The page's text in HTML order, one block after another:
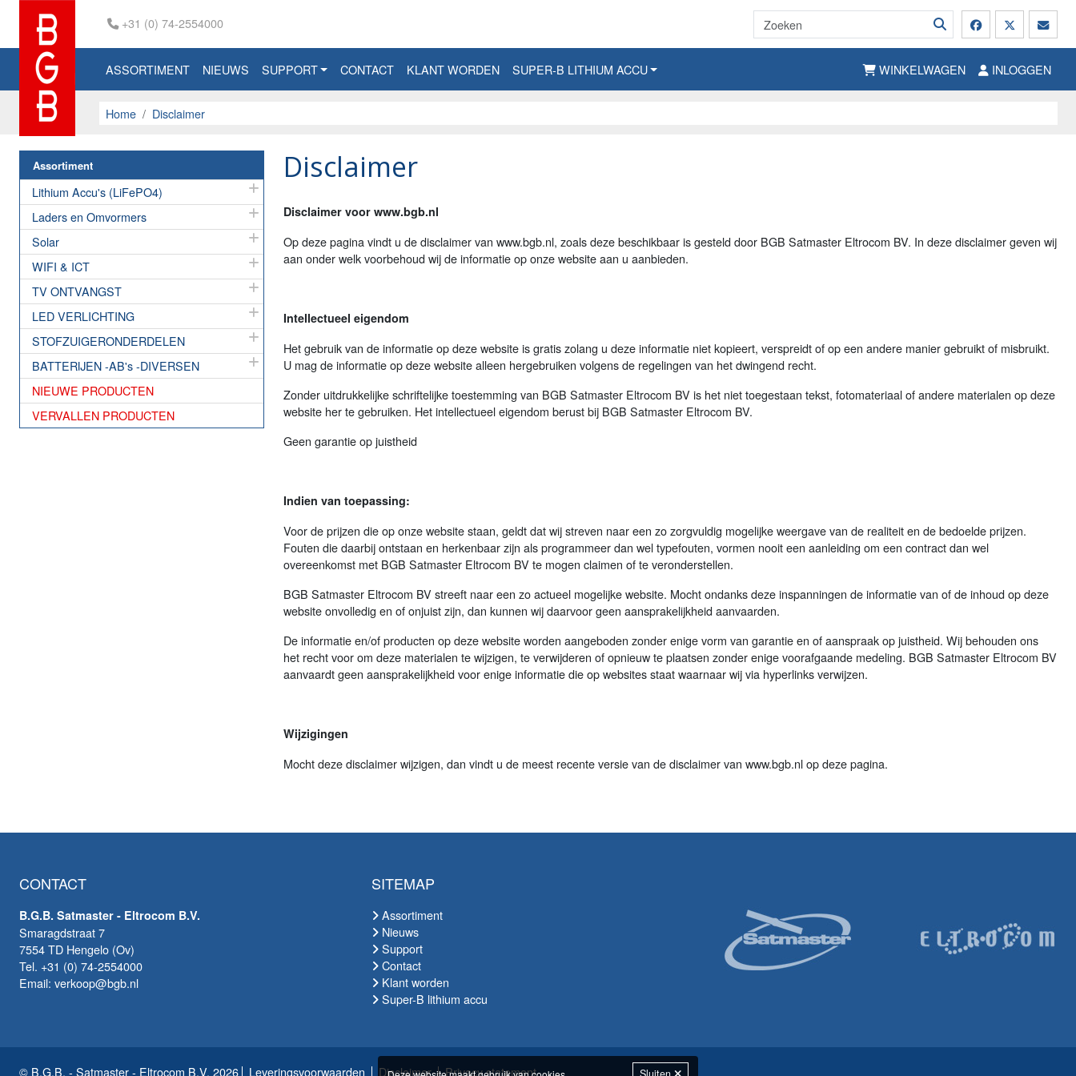
+31 (0) 74-2554000
ASSORTIMENT NIEUWS SUPPORT CONTACT KLANT WORDEN SUPER-B LITHIUM ACCU WINKELWAGEN INLOGGEN
Home Disclaimer
Assortiment
Lithium Accu's (LiFePO4)
Laders en Omvormers
Solar
WIFI & ICT
TV ONTVANGST
LED VERLICHTING
STOFZUIGERONDERDELEN
BATTERIJEN -AB's -DIVERSEN
NIEUWE PRODUCTEN
VERVALLEN PRODUCTEN
Disclaimer
Disclaimer voor www.bgb.nl
Op deze pagina vindt u de disclaimer van www.bgb.nl, zoals deze beschikbaar is gesteld door BGB Satmaster Eltrocom BV. In deze disclaimer geven wij
aan onder welk voorbehoud wij de informatie op onze website aan u aanbieden.
Intellectueel eigendom
Het gebruik van de informatie op deze website is gratis zolang u deze informatie niet kopieert, verspreidt of op een andere manier gebruikt of misbruikt.
U mag de informatie op deze website alleen hergebruiken volgens de regelingen van het dwingend recht.
Zonder uitdrukkelijke schriftelijke toestemming van BGB Satmaster Eltrocom BV is het niet toegestaan tekst, fotomateriaal of andere materialen op deze
website her te gebruiken. Het intellectueel eigendom berust bij BGB Satmaster Eltrocom BV.
Geen garantie op juistheid
Indien van toepassing:
Voor de prijzen die op onze website staan, geldt dat wij streven naar een zo zorgvuldig mogelijke weergave van de realiteit en de bedoelde prijzen.
Fouten die daarbij ontstaan en herkenbaar zijn als programmeer dan wel typefouten, vormen nooit een aanleiding om een contract dan wel
overeenkomst met BGB Satmaster Eltrocom BV te mogen claimen of te veronderstellen.
BGB Satmaster Eltrocom BV streeft naar een zo actueel mogelijke website. Mocht ondanks deze inspanningen de informatie van of de inhoud op deze
website onvolledig en of onjuist zijn, dan kunnen wij daarvoor geen aansprakelijkheid aanvaarden.
De informatie en/of producten op deze website worden aangeboden zonder enige vorm van garantie en of aanspraak op juistheid. Wij behouden ons
het recht voor om deze materialen te wijzigen, te verwijderen of opnieuw te plaatsen zonder enige voorafgaande medeling. BGB Satmaster Eltrocom BV
aanvaardt geen aansprakelijkheid voor enige informatie die op websites staat waarnaar wij via hyperlinks verwijzen.
Wijzigingen
Mocht deze disclaimer wijzigen, dan vindt u de meest recente versie van de disclaimer van www.bgb.nl op deze pagina.
CONTACT
B.G.B. Satmaster - Eltrocom B.V.
Smaragdstraat 7
7554 TD Hengelo (Ov)
Tel. +31 (0) 74-2554000
Email: verkoop@bgb.nl
SITEMAP
Assortiment
Nieuws
Support
Contact
Klant worden
Super-B lithium accu
© B.G.B. - Satmaster - Eltrocom B.V. 2026 Leveringsvoorwaarden Disclaimer Privacy statement